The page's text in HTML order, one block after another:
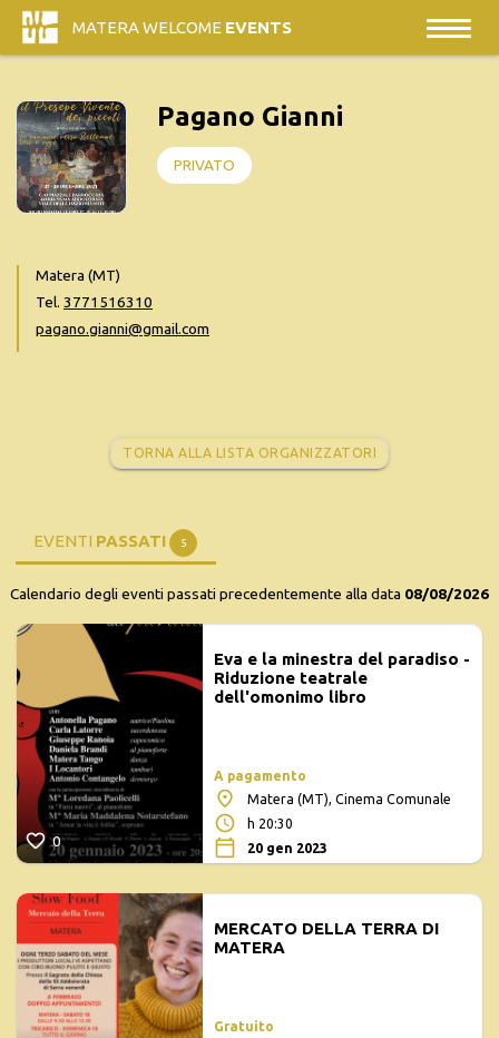
MATERA WELCOME EVENTS
Pagano Gianni
PRIVATO
Matera (MT)
Tel. 3771516310
pagano.gianni@gmail.com
TORNA ALLA LISTA ORGANIZZATORI
EVENTI PASSATI 5
Calendario degli eventi passati precedentemente alla data 08/08/2026
0
Eva e la minestra del paradiso -
Riduzione teatrale
dell'omonimo libro
A pagamento
Matera (MT), Cinema Comunale
h 20:30
20 gen 2023
MERCATO DELLA TERRA DI
MATERA
Gratuito